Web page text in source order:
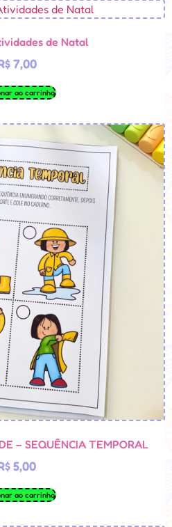
de Natal
7,00
ao carrinho
– SEQUÊNCIA TEMPORAL
5,00
ao carrinho